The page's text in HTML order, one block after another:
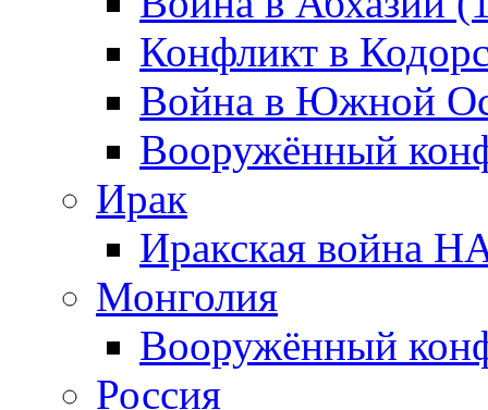
Конфликт в
Война в Южной
Вооружённый
Ирак
Иракская война
Монголия
Вооружённый
Россия